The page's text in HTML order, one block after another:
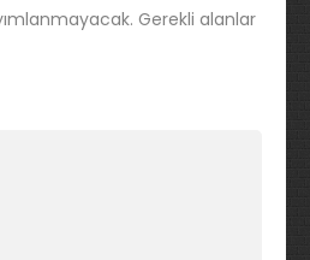
Gerekli alanlar